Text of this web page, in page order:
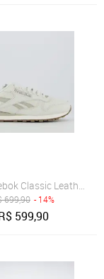
Classic
699,90 - 14%
599,90